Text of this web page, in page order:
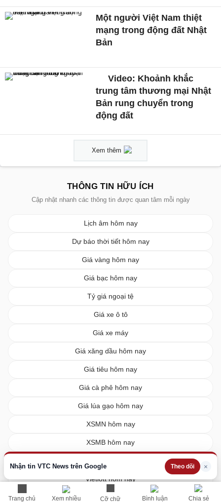
Trang chủ Xem nhiều Cỡ chữ Bình luận Chia sẻ
Nhận tin VTC News trên Google Theo dõi ×
Một người Việt Nam thiệt
mạng trong động đất Nhật
Bản
Video: Khoảnh khắc
trung tâm thương mại Nhật
Bản rung chuyển trong
động đất
Xem thêm
THÔNG TIN HỮU ÍCH
Cập nhật nhanh các thông tin được quan tâm mỗi ngày
Lịch âm hôm nay
Dự báo thời tiết hôm nay
Giá vàng hôm nay
Giá bạc hôm nay
Tỷ giá ngoại tệ
Giá xe ô tô
Giá xe máy
Giá xăng dầu hôm nay
Giá tiêu hôm nay
Giá cà phê hôm nay
Giá lúa gạo hôm nay
XSMN hôm nay
XSMB hôm nay
Vietlott hôm nay